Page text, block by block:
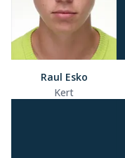
Raul Esko
Kert